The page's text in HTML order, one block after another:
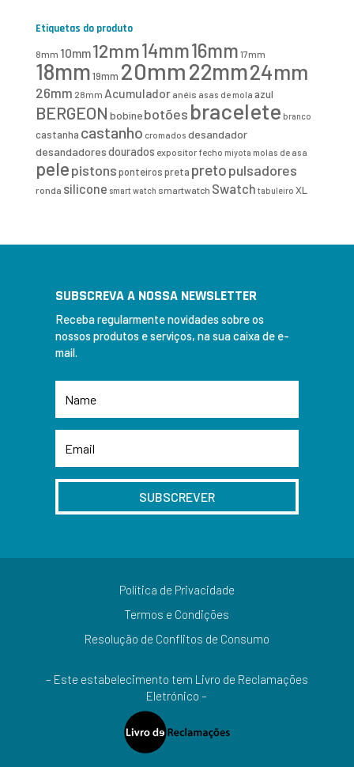
Etiquetas do produto
8mm 10mm12mm14mm16mm 17mm
18mm19mm 20mm22mm24mm
26mm 28mm Acumulador anéis asas de mola azul
BERGEON bobinebotões bracelete branco
castanha castanho cromados desandador
desandadoresdourados expositor fecho miyota molas de asa
pelepistonsponteirospreta pretopulsadores
ronda silicone smart watch smartwatch Swatch tabuleiro XL
SUBSCREVA A NOSSA NEWSLETTER
Receba regularmente novidades sobre os
nossos produtos e serviços, na sua caixa de e-
mail.
SUBSCREVER
Política de Privacidade
Termos e Condições
Resolução de Conflitos de Consumo
– Este estabelecimento tem Livro de Reclamações
Eletrónico –